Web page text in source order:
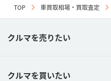
TOP 車買取相場・買取査定
クルマを売りたい
クルマを買いたい